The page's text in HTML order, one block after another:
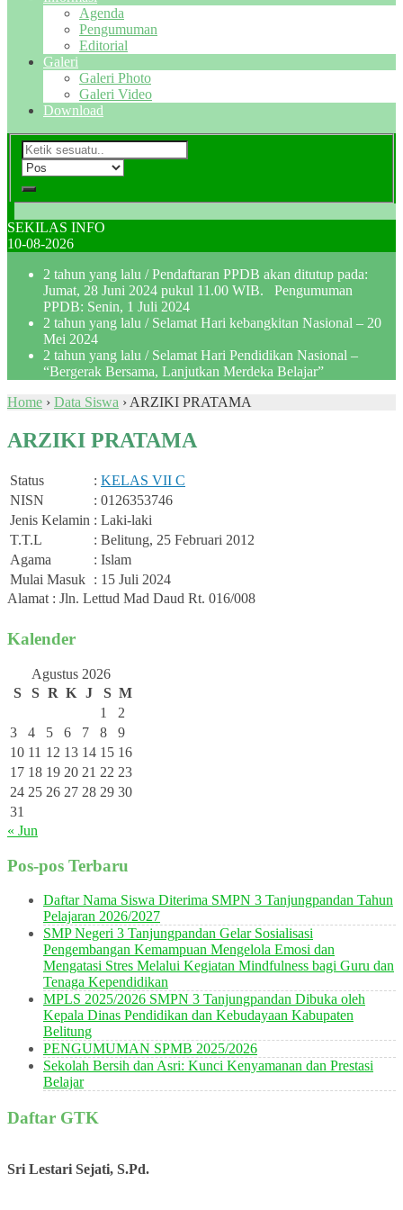
Agenda
Pengumuman
Editorial
Galeri
Galeri Photo
Galeri Video
Download
SEKILAS INFO
10-08-2026
2 tahun yang lalu / Pendaftaran PPDB akan ditutup pada:
Jumat, 28 Juni 2024 pukul 11.00 WIB. Pengumuman
PPDB: Senin, 1 Juli 2024
2 tahun yang lalu / Selamat Hari kebangkitan Nasional – 20
Mei 2024
2 tahun yang lalu / Selamat Hari Pendidikan Nasional –
“Bergerak Bersama, Lanjutkan Merdeka Belajar”
Home › Data Siswa › ARZIKI PRATAMA
ARZIKI PRATAMA
Status : KELAS VII C
NISN
: 0126353746
Jenis Kelamin : Laki-laki
T.T.L
: Belitung, 25 Februari 2012
Agama
: Islam
Mulai Masuk : 15 Juli 2024
Alamat : Jln. Lettud Mad Daud Rt. 016/008
Kalender
Agustus 2026
S
S R K J S M
1
2
3
4 5 6 7 8
9
10 11 12 13 14 15 16
17 18 19 20 21 22 23
24 25 26 27 28 29 30
31
« Jun
Pos-pos Terbaru
Daftar Nama Siswa Diterima SMPN 3 Tanjungpandan Tahun
Pelajaran 2026/2027
SMP Negeri 3 Tanjungpandan Gelar Sosialisasi
Pengembangan Kemampuan Mengelola Emosi dan
Mengatasi Stres Melalui Kegiatan Mindfulness bagi Guru dan
Tenaga Kependidikan
MPLS 2025/2026 SMPN 3 Tanjungpandan Dibuka oleh
Kepala Dinas Pendidikan dan Kebudayaan Kabupaten
Belitung
PENGUMUMAN SPMB 2025/2026
Sekolah Bersih dan Asri: Kunci Kenyamanan dan Prestasi
Belajar
Daftar GTK
Sri Lestari Sejati, S.Pd.